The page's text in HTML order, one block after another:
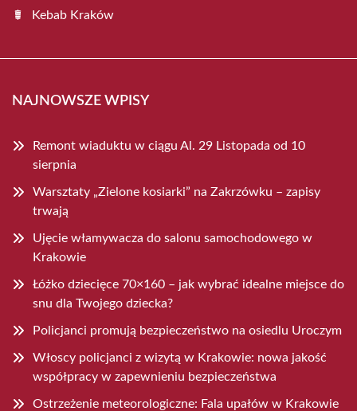
Kebab Kraków
NAJNOWSZE WPISY
Remont wiaduktu w ciągu Al. 29 Listopada od 10
sierpnia
Warsztaty „Zielone kosiarki” na Zakrzówku – zapisy
trwają
Ujęcie włamywacza do salonu samochodowego w
Krakowie
Łóżko dziecięce 70×160 – jak wybrać idealne miejsce do
snu dla Twojego dziecka?
Policjanci promują bezpieczeństwo na osiedlu Uroczym
Włoscy policjanci z wizytą w Krakowie: nowa jakość
współpracy w zapewnieniu bezpieczeństwa
Ostrzeżenie meteorologiczne: Fala upałów w Krakowie